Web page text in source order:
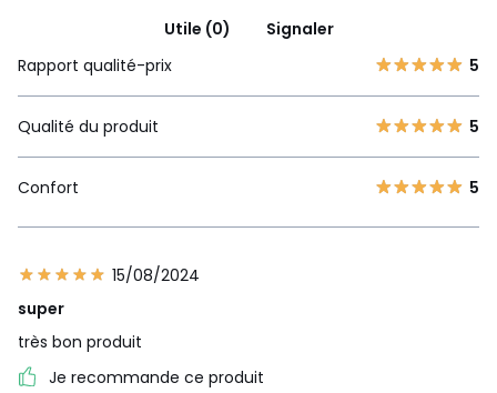
Utile (0)
Signaler
Rapport qualité-prix
5
Qualité du produit 5
Confort 5
15/08/2024
super
très bon produit
Je recommande ce produit